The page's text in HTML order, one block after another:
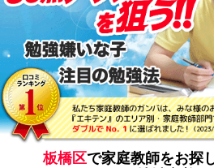
板橋区で家庭教師をお探